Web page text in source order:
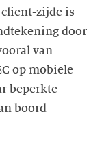
zijde is
door
van
op mobiele
beperkte
boord